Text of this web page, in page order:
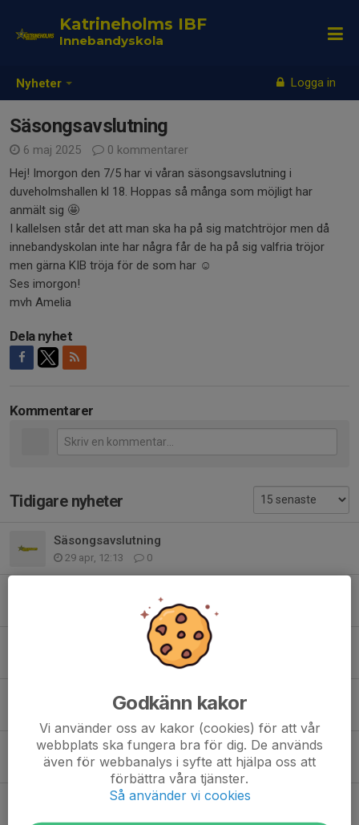
Nyheter Logga in
Katrineholms IBF
Innebandyskola
Säsongsavslutning
6 maj 2025
0 kommentarer
Hej! Imorgon den 7/5 har vi våran säsongsavslutning i
duveholmshallen kl 18. Hoppas så många som möjligt har
anmält sig 🤩
I kallelsen står det att man ska ha på sig matchtröjor men då
innebandyskolan inte har några får de ha på sig valfria tröjor
men gärna KIB tröja för de som har ☺️
Ses imorgon!
mvh Amelia
Dela nyhet
Kommentarer
Tidigare nyheter
Säsongsavslutning
29 apr, 12:13 0
0
Ingen träning på påsklovet
Dagens träning
1 apr, 09:03 0
Onsdagens träning den 18/3
15 mar, 14:04 0
Godkänn kakor
Vi använder oss av kakor (cookies) för att vår
webbplats ska fungera bra för dig. De används
även för webbanalys i syfte att hjälpa oss att
förbättra våra tjänster.
Så använder vi cookies